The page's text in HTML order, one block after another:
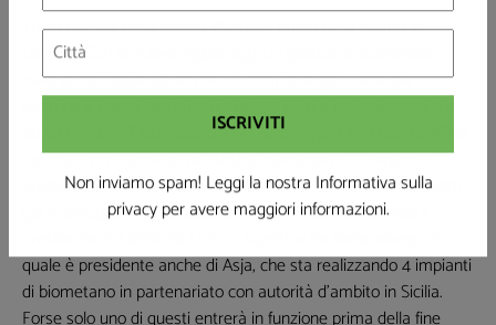
Tutto questo, però, veniva discusso prima della guerra in
Ucraina. Con le nuove regole oggi un gestore si troverebbe
nella paradossale situazione di comprare gas o energia
dover vendere il biometano a 60 euro. Dopo l'inizio del conflitto
dal Mite non è arrivata più alcuna indicazione. "E' urgente
prorogare le attuali regole sul biometano per salvare i progetti
già in sviluppo e per sbloccare i nuovi investimenti", dice il
quale è presidente anche di Asja, che sta realizzando 4 impianti
di biometano in partenariato con autorità d'ambito in Sicilia.
Forse solo uno di questi entrerà in funzione prima della fine
Non inviamo spam! Leggi la nostra Informativa sulla
privacy per avere maggiori informazioni.